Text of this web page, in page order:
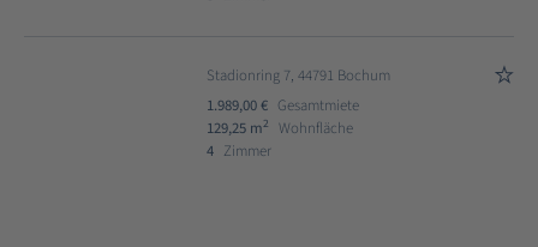
Stadionring 7, 44791 Bochum
1.989,00 € Gesamtmiete
129,25 m2
Wohnfläche
4 Zimmer